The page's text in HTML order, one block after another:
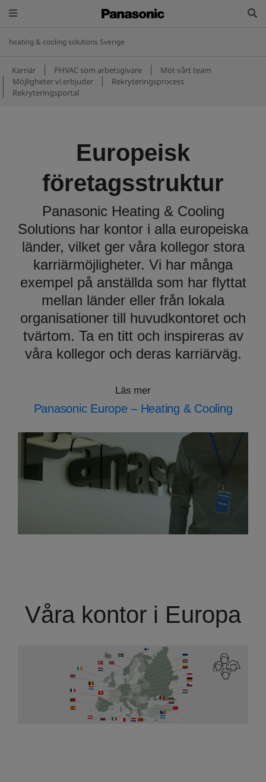
heating & cooling solutions Sverige
Karriär PHVAC som arbetsgivare
Möt vårt team
Möjligheter vi erbjuder
Rekryteringsprocess
Rekryteringsportal
Europeisk
företagsstruktur
Panasonic Heating & Cooling
Solutions har kontor i alla europeiska
länder, vilket ger våra kollegor stora
karriärmöjligheter. Vi har många
exempel på anställda som har flyttat
mellan länder eller från lokala
organisationer till huvudkontoret och
tvärtom. Ta en titt och inspireras av
våra kollegor och deras karriärväg.
Läs mer
Panasonic Europe – Heating & Cooling
Våra kontor i Europa